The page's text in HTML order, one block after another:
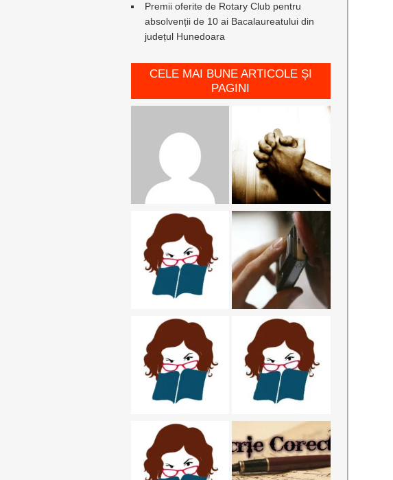
Premii oferite de Rotary Club pentru
absolvenții de 10 ai Bacalaureatului din
județul Hunedoara
CELE MAI BUNE ARTICOLE ȘI
PAGINI